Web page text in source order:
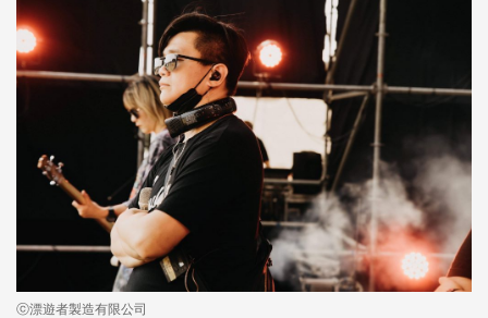
ⓒ漂遊者製造有限公司